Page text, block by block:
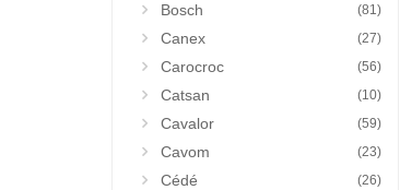
Bosch (81)
Canex (27)
Carocroc (56)
Catsan (10)
Cavalor (59)
Cavom (23)
Cédé (26)